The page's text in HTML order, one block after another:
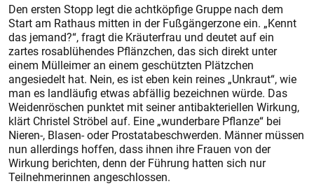
Den ersten Stopp legt die achtköpfige Gruppe nach dem
Start am Rathaus mitten in der Fußgängerzone ein. „Kennt
das jemand?“, fragt die Kräuterfrau und deutet auf ein
zartes rosablühendes Pflänzchen, das sich direkt unter
einem Mülleimer an einem geschützten Plätzchen
angesiedelt hat. Nein, es ist eben kein reines „Unkraut“, wie
man es landläufig etwas abfällig bezeichnen würde. Das
Weidenröschen punktet mit seiner antibakteriellen Wirkung,
klärt Christel Ströbel auf. Eine „wunderbare Pflanze“ bei
Nieren-, Blasen- oder Prostatabeschwerden. Männer müssen
nun allerdings hoffen, dass ihnen ihre Frauen von der
Wirkung berichten, denn der Führung hatten sich nur
Teilnehmerinnen angeschlossen.